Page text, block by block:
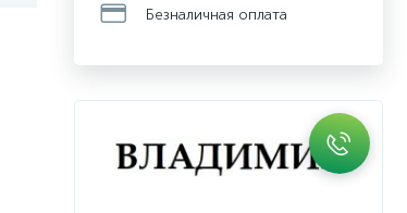
Безналичная оплата